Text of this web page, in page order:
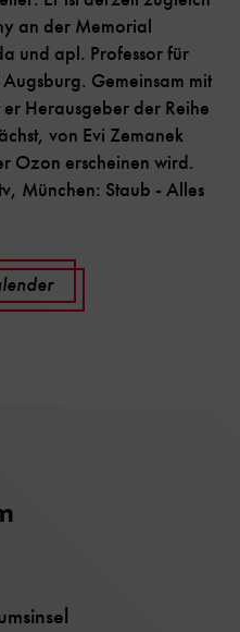
an der Memorial
und apl. Professor für
Gemeinsam mit
Herausgeber der Reihe
von Evi Zemanek
Ozon erscheinen wird.
München: Staub - Alles